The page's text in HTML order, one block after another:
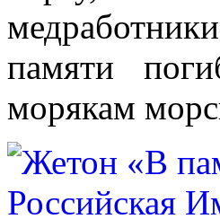
памяти
морякам